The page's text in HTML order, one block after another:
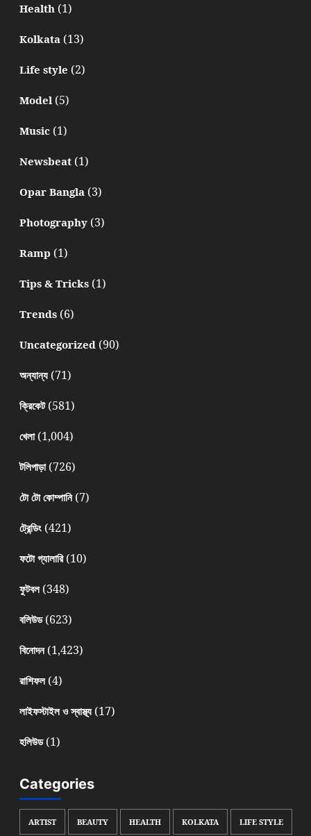
Health(1)
Kolkata(13)
Life style (2)
Model(5)
Music(1)
Newsbeat(1)
Opar Bangla(3)
Photography(3)
Ramp (1)
Tips & Tricks(1)
Trends(6)
Uncategorized(90)
অন্যান্য(71)
ক্রিকেট(581)
খেলা(1,004)
টলিপাড়া(726)
টো টো কোম্পানি(7)
ট্রেন্ডিং(421)
ফটো গ্যালারি(10)
ফুটবল(348)
বলিউড(623)
বিনোদন(1,423)
রাশিফল(4)
লাইফস্টাইল ও স্বাস্থ্য(17)
হলিউড(1)
Categories
ARTIST BEAUTY HEALTH KOLKATA LIFE STYLE